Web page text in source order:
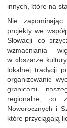
innych, które na
Nie zapominając
projekty we
Słowacji, co
wzmacniania
w obszarze
lokalnej tradycji
organizowanie
granicami
regionalne, co
Noworocznych i
które przyciągają